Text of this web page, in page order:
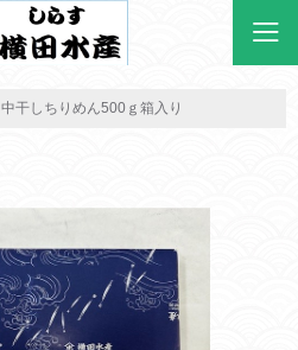
中干しちりめん500ｇ箱入り